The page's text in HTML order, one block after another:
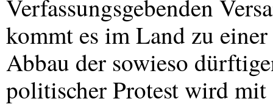
Verfassungsgebenden
kommt es im Land zu
Abbau der sowieso
politischer Protest wird